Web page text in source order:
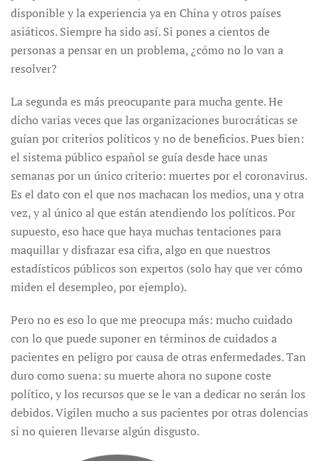
disponible y la experiencia ya en China y otros países
asiáticos. Siempre ha sido así. Si pones a cientos de
personas a pensar en un problema, ¿cómo no lo van a
resolver?
La segunda es más preocupante para mucha gente. He
dicho varias veces que las organizaciones burocráticas se
guían por criterios políticos y no de beneficios. Pues bien:
el sistema público español se guía desde hace unas
semanas por un único criterio: muertes por el coronavirus.
Es el dato con el que nos machacan los medios, una y otra
vez, y al único al que están atendiendo los políticos. Por
supuesto, eso hace que haya muchas tentaciones para
maquillar y disfrazar esa cifra, algo en que nuestros
estadísticos públicos son expertos (solo hay que ver cómo
miden el desempleo, por ejemplo).
Pero no es eso lo que me preocupa más: mucho cuidado
con lo que puede suponer en términos de cuidados a
pacientes en peligro por causa de otras enfermedades. Tan
duro como suena: su muerte ahora no supone coste
político, y los recursos que se le van a dedicar no serán los
debidos. Vigilen mucho a sus pacientes por otras dolencias
si no quieren llevarse algún disgusto.